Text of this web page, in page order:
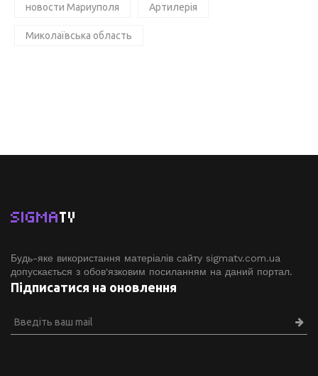
новости Мариуполя Артилерія
Миколаївська область
SIGMATV
Будь-яке використання матеріалів сайту sigmatv.com.ua
допускається з обов'язковим посиланням на даний портал.
Підписатися на оновлення